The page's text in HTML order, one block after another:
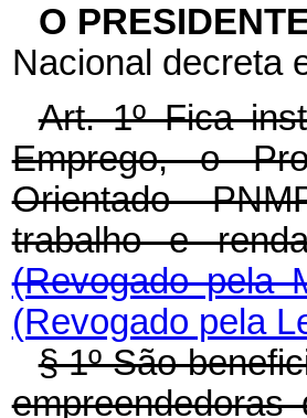
O
Nacional decreta
Art. 1º Fica
Emprego, o
Orientado -
trabalho e
(Revogado pela
(Revogado pela
§ 1º São